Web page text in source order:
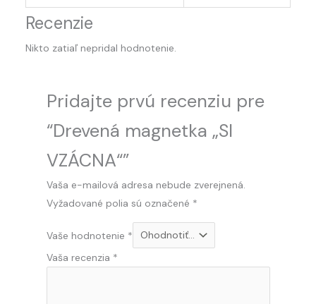
Recenzie
Nikto zatiaľ nepridal hodnotenie.
Pridajte prvú recenziu pre
“Drevená magnetka „SI
VZÁCNA“”
Vaša e-mailová adresa nebude zverejnená.
Vyžadované polia sú označené *
Vaše hodnotenie *
Vaša recenzia *